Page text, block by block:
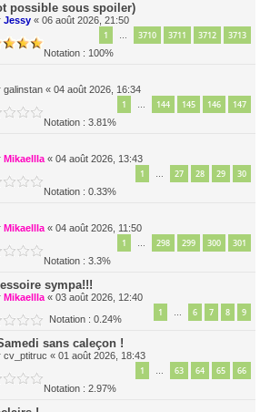
possible sous spoiler)
Jessy « 06 août 2026, 21:50
1 … 3710 3711 3712 3713
Notation : 100%
galinstan « 04 août 2026, 16:34
1 … 144 145 146 147
Notation : 3.81%
Mikaellla « 04 août 2026, 13:43
1 … 27 28 29 30
Notation : 0.33%
Mikaellla « 04 août 2026, 11:50
1 … 298 299 300 301
Notation : 3.3%
sympa!!!
Mikaellla « 03 août 2026, 12:40
1 … 6 7 8 9
Notation : 0.24%
sans caleçon !
cv_ptitruc « 01 août 2026, 18:43
1 … 63 64 65 66
Notation : 2.97%